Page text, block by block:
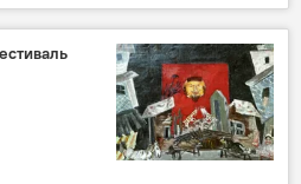
"Русский мир"